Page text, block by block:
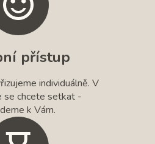
přístup
individuálně. V
se chcete setkat -
k Vám.